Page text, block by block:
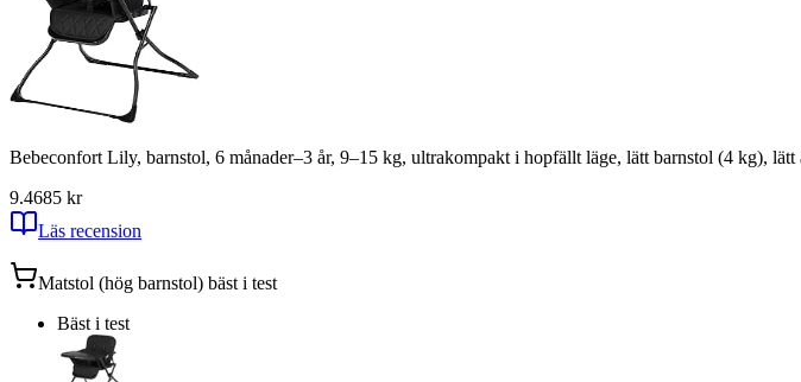
Bebeconfort Lily, barnstol, 6 månader–3 år, 9–15 kg, ultrakompakt i hopfällt läge, lätt barnstol (4 kg),
9.4685 kr
Läs recension
Matstol (hög barnstol) bäst i test
Bäst i test